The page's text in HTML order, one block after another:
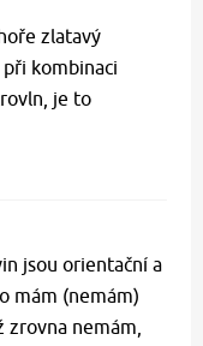
zlatavý
kombinaci
je to
jsou orientační a
mám (nemám)
zrovna nemám,